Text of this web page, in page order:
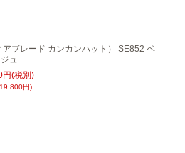
ブレード カンカンハット） SE852 ベ
ュ
円(税別)
19,800円)